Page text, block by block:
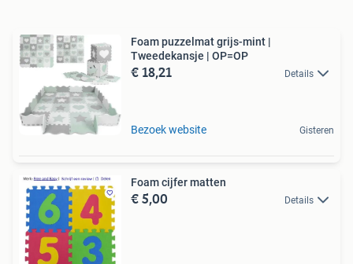
Foam puzzelmat grijs-mint |
Tweedekansje | OP=OP
€ 18,21 Details
Bezoek website Gisteren
Foam cijfer matten
€ 5,00 Details